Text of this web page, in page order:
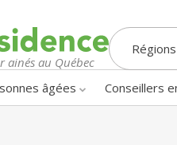
ainés au Québec
Régions
âgées Conseillers